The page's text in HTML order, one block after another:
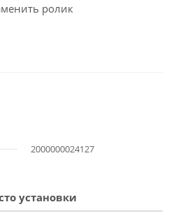
ролик
2000000024127
установки